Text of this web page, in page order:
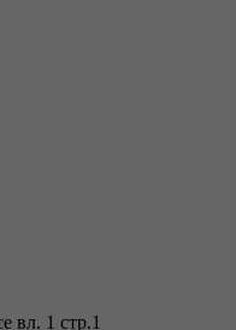
вл. 1 стр.1